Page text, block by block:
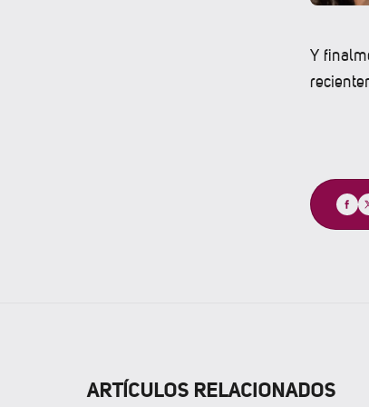
Y
ARTÍCULOS RELACIONADOS